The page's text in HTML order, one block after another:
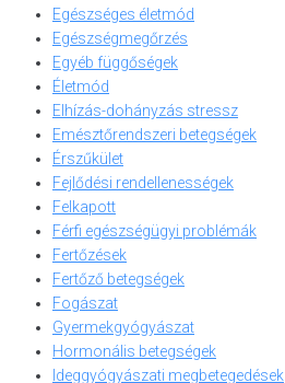
Egészséges életmód
Egészségmegőrzés
Egyéb függőségek
Életmód
Elhízás-dohányzás stressz
Emésztőrendszeri betegségek
Érszűkület
Fejlődési rendellenességek
Felkapott
Férfi egészségügyi problémák
Fertőzések
Fertőző betegségek
Fogászat
Gyermekgyógyászat
Hormonális betegségek
Ideggyógyászati megbetegedések